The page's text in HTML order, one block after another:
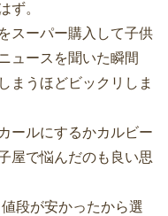
ず。
スーパー購入して子供
ュースを聞いた瞬間
まうほどビックリしま
ールにするかカルビー
屋で悩んだのも良い思
段が安かったから選